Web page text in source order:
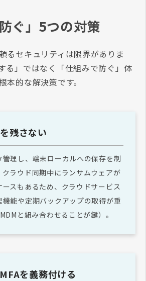
ぐ」5つの対策
るセキュリティは限界がありま
る」ではなく「仕組みで防ぐ」体
本的な解決策です。
残さない
管理し、端末ローカルへの保存を制
ラウド同期中にランサムウェアが
スもあるため、クラウドサービス
機能や定期バックアップの取得が重
と組み合わせることが鍵）。
を義務付ける